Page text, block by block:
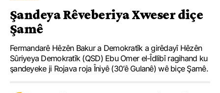
Şandeya Rêveberiya Xweser diçe
Şamê
Fermandarê Hêzên Bakur a Demokratîk a girêdayî Hêzên
Sûriyeya Demokratîk (QSD) Ebu Omer el-Îdlibî ragihand ku
şandeyeke ji Rojava roja Îniyê (30’ê Gulanê) wê biçe Şamê.